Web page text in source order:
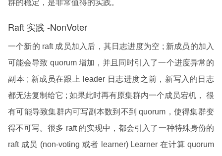
群的稳定，是非常值得的实践。
Raft 实践 -NonVoter
一个新的 raft 成员加入后，其日志进度为空 ; 新成员的加入
可能会导致 quorum 增加，并且同时引入了一个进度异常的
副本 ; 新成员在跟上 leader 日志进度之前，新写入的日志
都无法复制给它 ; 如果此时再有原集群内一个成员宕机， 很
有可能导致集群内可写副本数到不到 quorum，使得集群变
得不可写。很多 raft 的实现中，都会引入了一种特殊身份的
raft 成员 (non-voting 或者 learner) Learner 在计算 quorum